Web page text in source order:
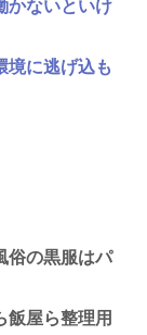
かないといけ
境に逃げ込も
俗の黒服はパ
飯屋ら整理用